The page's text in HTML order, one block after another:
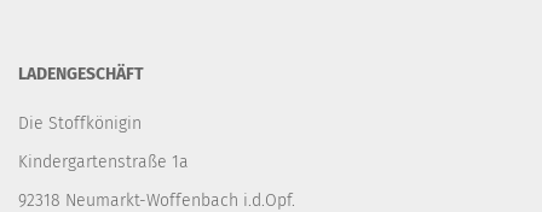
LADENGESCHÄFT
Die Stoffkönigin
Kindergartenstraße 1a
92318 Neumarkt-Woffenbach i.d.Opf.